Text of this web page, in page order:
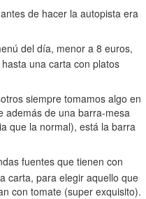
de hacer la autopista era
del día, menor a 8 euros,
una carta con platos
siempre tomamos algo en
además de una barra-mesa
que la normal), está la barra
fuentes que tienen con
carta, para elegir aquello que
con tomate (super exquisito).